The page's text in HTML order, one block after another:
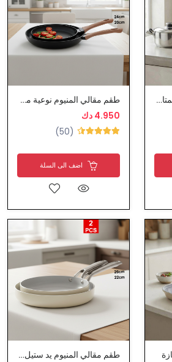
طقم جدور ستيل نوعية ممتازة طقم مقالي المنيوم نوعية ممتازة
4.950 دك
(50)
اضف الى السلة
طقم مقالي المنيوم يد ستيل نوعية ممتازة